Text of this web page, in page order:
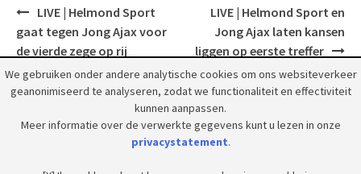
Post
navigation
LIVE | Helmond Sport
gaat tegen Jong Ajax voor
de vierde zege op rij
LIVE | Helmond Sport en
Jong Ajax laten kansen
liggen op eerste treffer
© 2018 Grootpeelland. Alle rechten voorbehouden.
We gebruiken onder andere analytische cookies om ons websiteverkeer
geanonimiseerd te analyseren, zodat we functionaliteit en effectiviteit
kunnen aanpassen.
Meer informatie over de verwerkte gegevens kunt u lezen in onze
privacystatement.